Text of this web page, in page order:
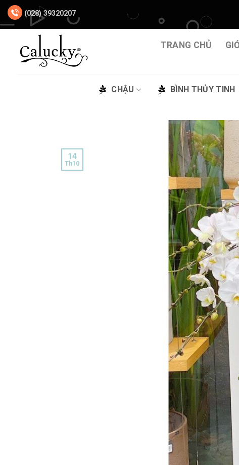
Chuyển
đến
nội
(028) 39320207
TRANG CHỦ
CHẬU BÌNH THỦY TINH
14
Th10